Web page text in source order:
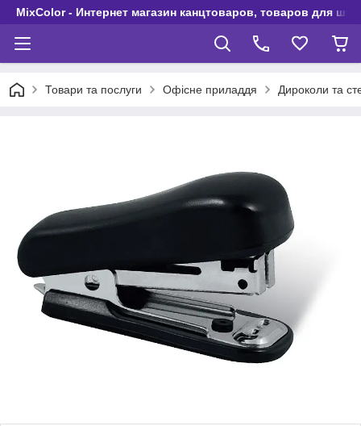
MixColor - Интернет магазин канцтоваров, товаров для
Товари та послуги Офісне приладдя Дироколи та